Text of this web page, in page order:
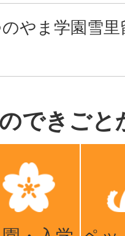
のやま学園雪
できごと